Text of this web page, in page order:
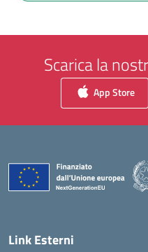
Scarica la
App Store
Link Esterni